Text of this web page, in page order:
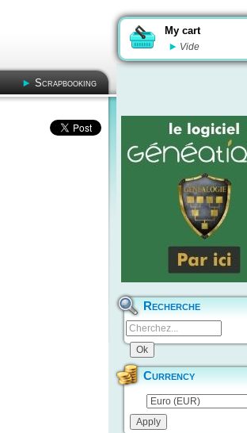
My cart
Vide
Scrapbooking
Recherche
Currency